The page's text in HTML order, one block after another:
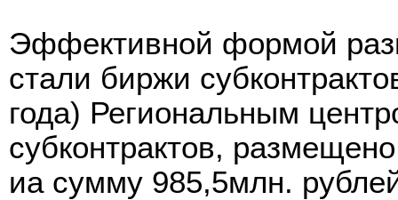
Эффективной формой
стали биржи
года) Региональным
субконтрактов,
иа сумму 985,5млн.